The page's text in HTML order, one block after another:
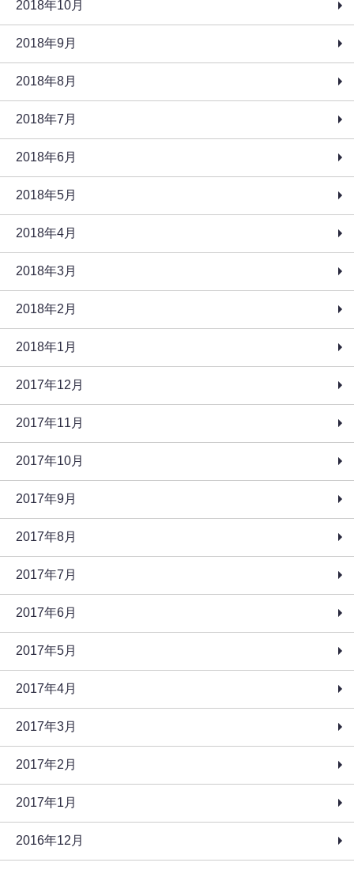
2018年10月
2018年9月
2018年8月
2018年7月
2018年6月
2018年5月
2018年4月
2018年3月
2018年2月
2018年1月
2017年12月
2017年11月
2017年10月
2017年9月
2017年8月
2017年7月
2017年6月
2017年5月
2017年4月
2017年3月
2017年2月
2017年1月
2016年12月